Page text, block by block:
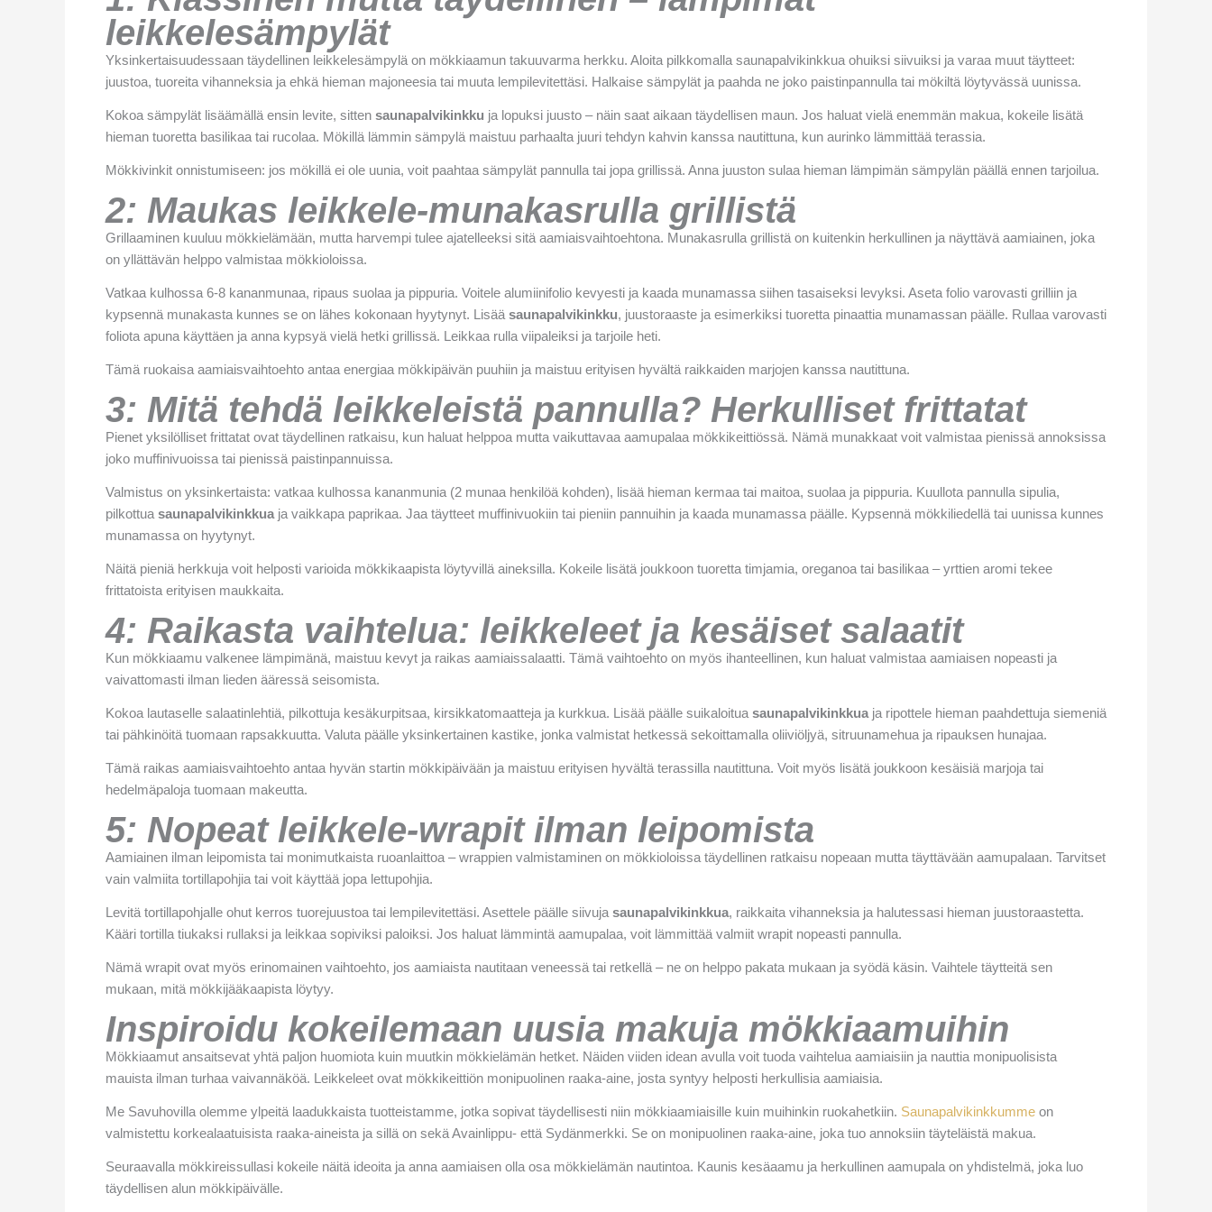
leikkelesämpylät
Yksinkertaisuudessaan täydellinen leikkelesämpylä on mökkiaamun takuuvarma herkku. Aloita pilkkomalla saunapalvikinkkua ohuiksi siivuiksi ja varaa muut täytteet:
juustoa, tuoreita vihanneksia ja ehkä hieman majoneesia tai muuta lempilevitettäsi. Halkaise sämpylät ja paahda ne joko paistinpannulla tai mökiltä löytyvässä uunissa.
Kokoa sämpylät lisäämällä ensin levite, sitten saunapalvikinkku ja lopuksi juusto – näin saat aikaan täydellisen maun. Jos haluat vielä enemmän makua, kokeile lisätä
hieman tuoretta basilikaa tai rucolaa. Mökillä lämmin sämpylä maistuu parhaalta juuri tehdyn kahvin kanssa nautittuna, kun aurinko lämmittää terassia.
Mökkivinkit onnistumiseen: jos mökillä ei ole uunia, voit paahtaa sämpylät pannulla tai jopa grillissä. Anna juuston sulaa hieman lämpimän sämpylän päällä ennen tarjoilua.
2: Maukas leikkele-munakasrulla grillistä
Grillaaminen kuuluu mökkielämään, mutta harvempi tulee ajatelleeksi sitä aamiaisvaihtoehtona. Munakasrulla grillistä on kuitenkin herkullinen ja näyttävä aamiainen, joka
on yllättävän helppo valmistaa mökkioloissa.
Vatkaa kulhossa 6-8 kananmunaa, ripaus suolaa ja pippuria. Voitele alumiinifolio kevyesti ja kaada munamassa siihen tasaiseksi levyksi. Aseta folio varovasti grilliin ja
kypsennä munakasta kunnes se on lähes kokonaan hyytynyt. Lisää saunapalvikinkku, juustoraaste ja esimerkiksi tuoretta pinaattia munamassan päälle. Rullaa varovasti
foliota apuna käyttäen ja anna kypsyä vielä hetki grillissä. Leikkaa rulla viipaleiksi ja tarjoile heti.
Tämä ruokaisa aamiaisvaihtoehto antaa energiaa mökkipäivän puuhiin ja maistuu erityisen hyvältä raikkaiden marjojen kanssa nautittuna.
3: Mitä tehdä leikkeleistä pannulla? Herkulliset frittatat
Pienet yksilölliset frittatat ovat täydellinen ratkaisu, kun haluat helppoa mutta vaikuttavaa aamupalaa mökkikeittiössä. Nämä munakkaat voit valmistaa pienissä annoksissa
joko muffinivuoissa tai pienissä paistinpannuissa.
Valmistus on yksinkertaista: vatkaa kulhossa kananmunia (2 munaa henkilöä kohden), lisää hieman kermaa tai maitoa, suolaa ja pippuria. Kuullota pannulla sipulia,
pilkottua saunapalvikinkkua ja vaikkapa paprikaa. Jaa täytteet muffinivuokiin tai pieniin pannuihin ja kaada munamassa päälle. Kypsennä mökkiliedellä tai uunissa kunnes
munamassa on hyytynyt.
Näitä pieniä herkkuja voit helposti varioida mökkikaapista löytyvillä aineksilla. Kokeile lisätä joukkoon tuoretta timjamia, oreganoa tai basilikaa – yrttien aromi tekee
frittatoista erityisen maukkaita.
4: Raikasta vaihtelua: leikkeleet ja kesäiset salaatit
Kun mökkiaamu valkenee lämpimänä, maistuu kevyt ja raikas aamiaissalaatti. Tämä vaihtoehto on myös ihanteellinen, kun haluat valmistaa aamiaisen nopeasti ja
vaivattomasti ilman lieden ääressä seisomista.
Kokoa lautaselle salaatinlehtiä, pilkottuja kesäkurpitsaa, kirsikkatomaatteja ja kurkkua. Lisää päälle suikaloitua saunapalvikinkkua ja ripottele hieman paahdettuja siemeniä
tai pähkinöitä tuomaan rapsakkuutta. Valuta päälle yksinkertainen kastike, jonka valmistat hetkessä sekoittamalla oliiviöljyä, sitruunamehua ja ripauksen hunajaa.
Tämä raikas aamiaisvaihtoehto antaa hyvän startin mökkipäivään ja maistuu erityisen hyvältä terassilla nautittuna. Voit myös lisätä joukkoon kesäisiä marjoja tai
hedelmäpaloja tuomaan makeutta.
5: Nopeat leikkele-wrapit ilman leipomista
Aamiainen ilman leipomista tai monimutkaista ruoanlaittoa – wrappien valmistaminen on mökkioloissa täydellinen ratkaisu nopeaan mutta täyttävään aamupalaan. Tarvitset
vain valmiita tortillapohjia tai voit käyttää jopa lettupohjia.
Levitä tortillapohjalle ohut kerros tuorejuustoa tai lempilevitettäsi. Asettele päälle siivuja saunapalvikinkkua, raikkaita vihanneksia ja halutessasi hieman juustoraastetta.
Kääri tortilla tiukaksi rullaksi ja leikkaa sopiviksi paloiksi. Jos haluat lämmintä aamupalaa, voit lämmittää valmiit wrapit nopeasti pannulla.
Nämä wrapit ovat myös erinomainen vaihtoehto, jos aamiaista nautitaan veneessä tai retkellä – ne on helppo pakata mukaan ja syödä käsin. Vaihtele täytteitä sen
mukaan, mitä mökkijääkaapista löytyy.
Inspiroidu kokeilemaan uusia makuja mökkiaamuihin
Mökkiaamut ansaitsevat yhtä paljon huomiota kuin muutkin mökkielämän hetket. Näiden viiden idean avulla voit tuoda vaihtelua aamiaisiin ja nauttia monipuolisista
mauista ilman turhaa vaivannäköä. Leikkeleet ovat mökkikeittiön monipuolinen raaka-aine, josta syntyy helposti herkullisia aamiaisia.
Me Savuhovilla olemme ylpeitä laadukkaista tuotteistamme, jotka sopivat täydellisesti niin mökkiaamiaisille kuin muihinkin ruokahetkiin. Saunapalvikinkkumme on
valmistettu korkealaatuisista raaka-aineista ja sillä on sekä Avainlippu- että Sydänmerkki. Se on monipuolinen raaka-aine, joka tuo annoksiin täyteläistä makua.
Seuraavalla mökkireissullasi kokeile näitä ideoita ja anna aamiaisen olla osa mökkielämän nautintoa. Kaunis kesäaamu ja herkullinen aamupala on yhdistelmä, joka luo
täydellisen alun mökkipäivälle.